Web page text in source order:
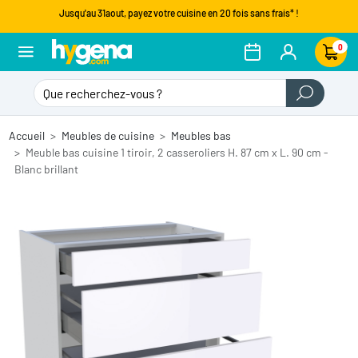
Jusqu'au 31aout, payez votre cuisine en 20 fois sans frais* !
0
Accueil Meubles de cuisine
Meubles bas
Meuble bas cuisine 1 tiroir, 2 casseroliers H. 87 cm x L. 90 cm -
Blanc brillant